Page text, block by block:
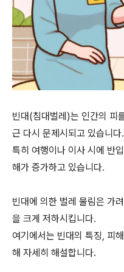
빈대(침대벌레)는 인간의 피
근 다시 문제시되고 있습니다.
특히 여행이나 이사 시에 반
해가 증가하고 있습니다.
빈대에 의한 벌레 물림은 가
을 크게 저하시킵니다.
여기에서는 빈대의 특징, 피
해 자세히 해설합니다.